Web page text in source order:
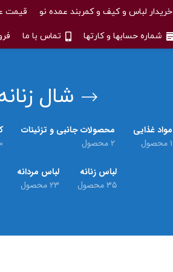
خریدار لباس و کیف و کمربند عمده نو قیمت
شماره حسابها و کارتها تماس با ما
شال
مواد غذایی
۱ محصول
محصولات جانبی و تزئینات
۲ محصول
۰ محصول
لباس زنانه
۳۵ محصول
لباس مردانه
۲۳ محصول